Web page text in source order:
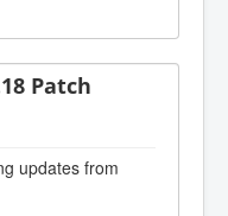
Patch
updates from